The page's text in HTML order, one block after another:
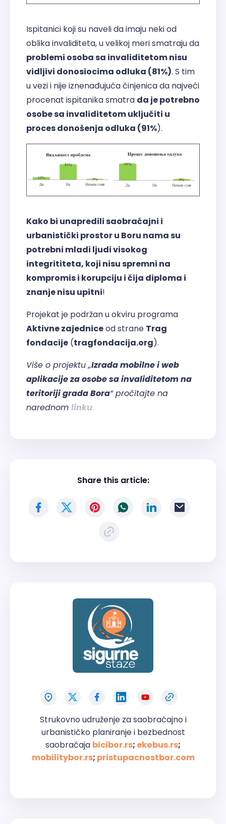
Ispitanici koji su naveli da imaju neki od
oblika invaliditeta, u velikoj meri smatraju da
problemi osoba sa invaliditetom nisu
vidljivi donosiocima odluka (81%). S tim
u vezi i nije iznenađujuća činjenica da najveći
procenat ispitanika smatra da je potrebno
osobe sa invaliditetom uključiti u
proces donošenja odluka (91%).
Kako bi unapredili saobraćajni i
urbanistički prostor u Boru nama su
potrebni mladi ljudi visokog
integrititeta, koji nisu spremni na
kompromis i korupciju i čija diploma i
znanje nisu upitni!
Projekat je podržan u okviru programa
Aktivne zajedniceod strane Trag
fondacije (tragfondacija.org).
Više o projektu „Izrada mobilne i web
aplikacije za osobe sa invaliditetom na
teritoriji grada Bora“ pročitajte na
narednom linku.
Share this article:
Strukovno udruženje za saobraćajno i
urbanističko planiranje i bezbednost
saobraćaja bicibor.rs; ekobus.rs;
mobilitybor.rs; pristupacnostbor.com